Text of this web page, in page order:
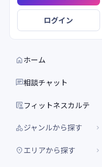
ログイン
ホーム
相談チャット
フィットネスカルテ
ジャンルから探す 
エリアから探す 